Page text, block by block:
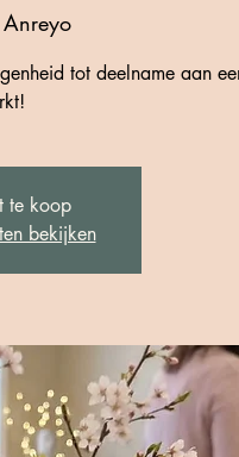
Anreyo
tot deelname aan
te koop
bekijken